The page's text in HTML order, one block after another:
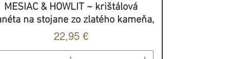
Rýchle zobrazenie
MESIAC & HOWLIT ~ krištálová
na stojane zo zlatého kameňa,
Cena
22,95 €